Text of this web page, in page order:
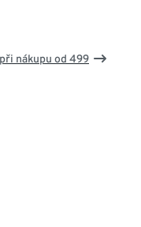
nákupu od 499